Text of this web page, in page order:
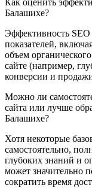
Как оценить
Балашихе?
Эффективность
показателей,
объем
сайте (например,
конверсии и
Можно ли
сайта или лучше
Балашихе?
Хотя некоторые
самостоятельно,
глубоких знаний и
может значительно
сократить время